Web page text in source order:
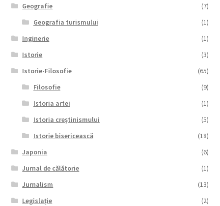
Geografie
(7)
Geografia turismului
(1)
Inginerie
(1)
Istorie
(3)
Istorie-Filosofie
(65)
Filosofie
(9)
Istoria artei
(1)
Istoria creștinismului
(5)
Istorie bisericească
(18)
Japonia
(6)
Jurnal de călătorie
(1)
Jurnalism
(13)
Legislație
(2)